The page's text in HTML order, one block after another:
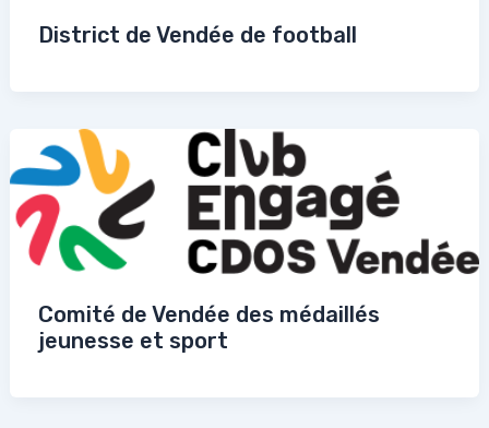
District de Vendée de football
Comité de Vendée des médaillés
jeunesse et sport